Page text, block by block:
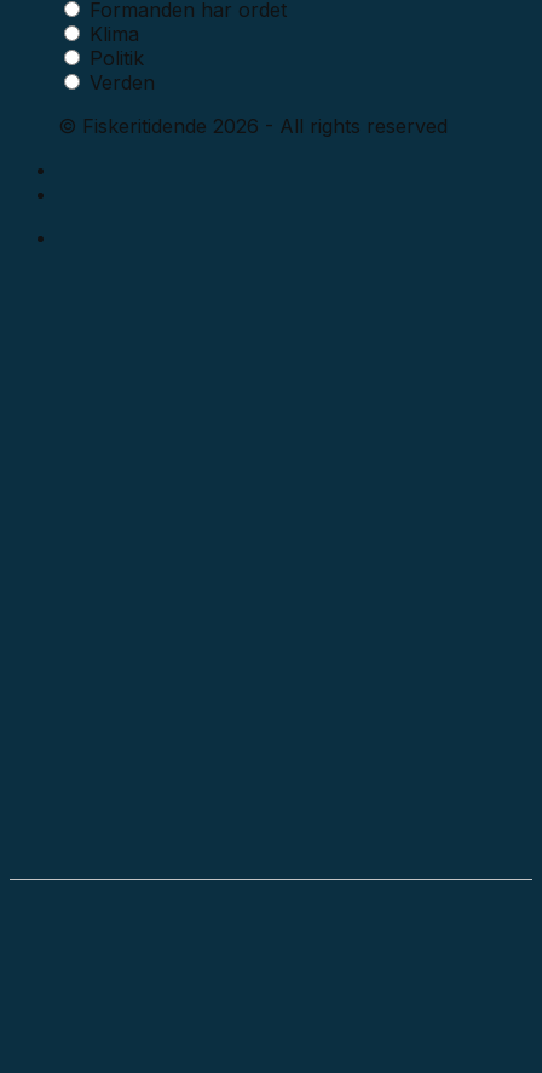
Formanden har ordet
Klima
Politik
Verden
© Fiskeritidende 2026 - All rights reserved